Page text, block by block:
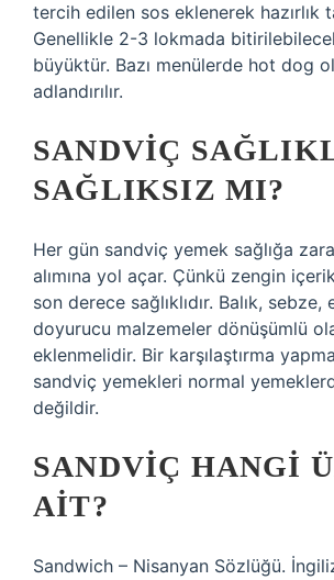
tercih edilen sos eklenerek hazırlık
Genellikle 2-3 lokmada
büyüktür. Bazı menülerde hot dog
adlandırılır.
SANDVIÇ
SAĞLIKSIZ MI?
Her gün sandviç yemek sağlığa
alımına yol açar. Çünkü zengin
son derece sağlıklıdır. Balık,
doyurucu malzemeler dönüşümlü
eklenmelidir. Bir karşılaştırma
sandviç yemekleri normal
değildir.
SANDVIÇ HANGI
AIT?
Sandwich – Nisanyan Sözlüğü.